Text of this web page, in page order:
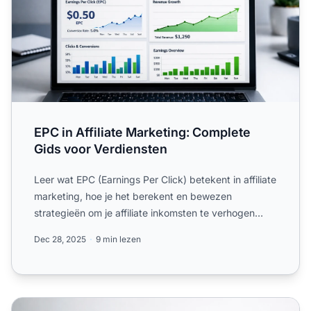
EPC in Affiliate Marketing: Complete
Gids voor Verdiensten
Leer wat EPC (Earnings Per Click) betekent in affiliate
marketing, hoe je het berekent en bewezen
strategieën om je affiliate inkomsten te verhogen
Dec 28, 2025 9 min lezen
Affiliate-links effectief promoten: zo doe je dat